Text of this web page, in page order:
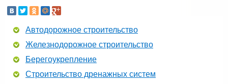
Автодорожное строительство
Железнодорожное строительство
Берегоукрепление
Строительство дренажных систем